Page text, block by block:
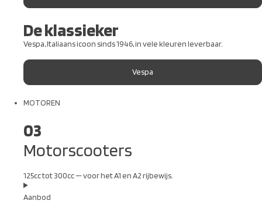
De klassieker
Vespa, Italiaans icoon sinds 1946, in vele kleuren leverbaar.
Vespa
MOTOREN
03
Motorscooters
125cc tot 300cc — voor het A1 en A2 rijbewijs.
Aanbod